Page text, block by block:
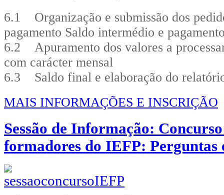
6.1 Organização e submissão dos
pagamento Saldo intermédio e
6.2 Apuramento dos valores a
com carácter mensal
6.3 Saldo final e elaboração do
MAIS INFORMAÇÕES E INSCRIÇÃO
Sessão de Informação:
formadores do IEFP: Perguntas